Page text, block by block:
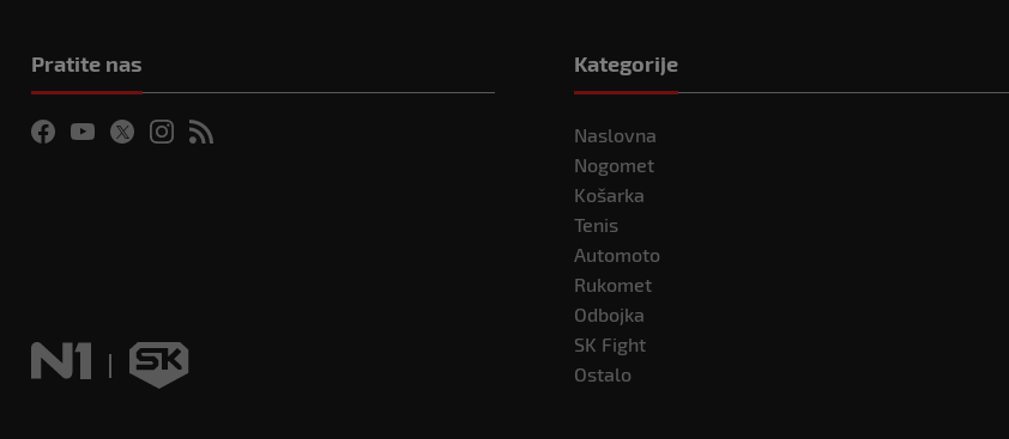
Pratite nas Kategorije
Naslovna
Nogomet
Košarka
Tenis
Automoto
Rukomet
Odbojka
SK Fight
Ostalo